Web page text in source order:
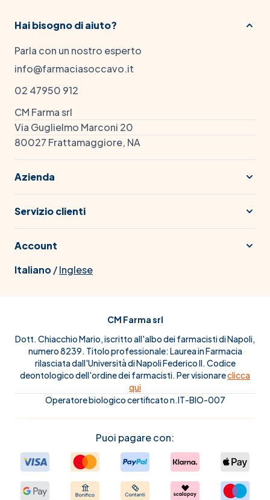
Hai bisogno di aiuto?
Parla con un nostro esperto
info@farmaciasoccavo.it
02 47950 912
CM Farma srl
Via Guglielmo Marconi 20
80027 Frattamaggiore, NA
Azienda
Servizio clienti
Account
Italiano/Inglese
CM Farma srl
Dott. Chiacchio Mario, iscritto all'albo dei farmacisti di Napoli,
numero 8239. Titolo professionale: Laurea in Farmacia
rilasciata dall'Università di Napoli Federico II. Codice
deontologico dell'ordine dei farmacisti. Per visionareclicca
qui
Operatore biologico certificato n.IT-BIO-007
Puoi pagare con: